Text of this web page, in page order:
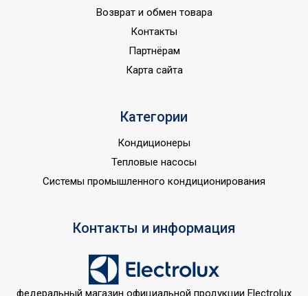
Страна производства
КНР
Возврат и обмен товара
Контакты
Партнёрам
Карта сайта
Категории
Кондиционеры
Тепловые насосы
Системы промышленного кондиционирования
Контакты и информация
федеральный магазин официальной продукции Electrolux